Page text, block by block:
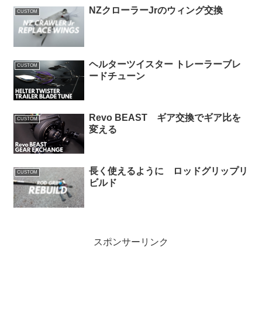
CUSTOM NZクローラーJrのウィング交換
CUSTOM
ヘルターツイスター トレーラーブレ
ードチューン
CUSTOM
Revo BEAST ギア交換でギア比を
変える
CUSTOM
長く使えるように ロッドグリップリ
ビルド
スポンサーリンク